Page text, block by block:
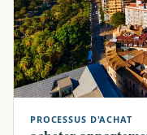
PROCESSUS D'ACHAT